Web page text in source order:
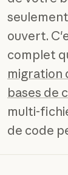
ouvert.
complet
migration
bases de
multi-
de code